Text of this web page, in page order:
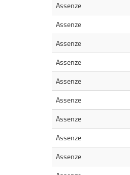
Assenze
Assenze
Assenze
Assenze
Assenze
Assenze
Assenze
Assenze
Assenze